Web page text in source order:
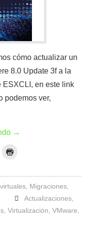
cómo actualizar un
8.0 Update 3f a la
ESXCLI, en este link
podemos ver,
→
, Migraciones,
Actualizaciones,
,Virtualización ,VMware